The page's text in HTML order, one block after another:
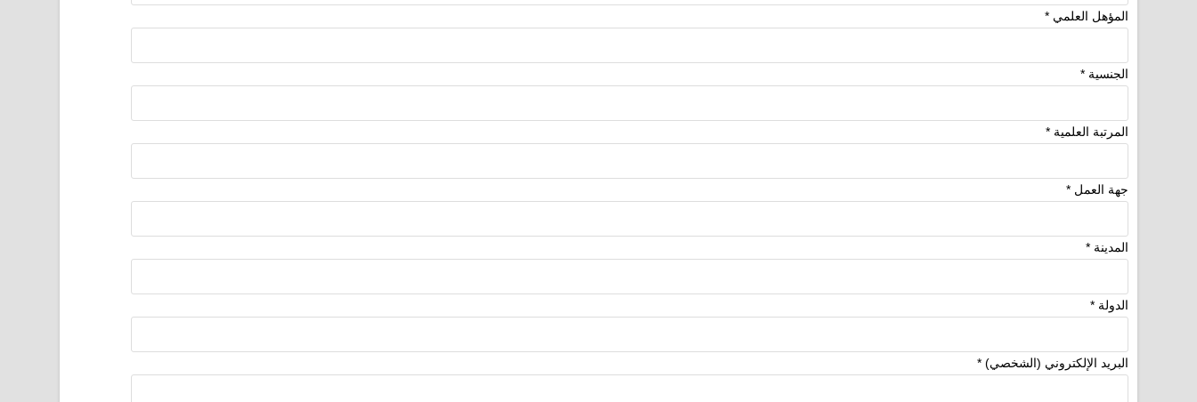
المؤهل العلمي *
الجنسية *
المرتبة العلمية *
جهة العمل *
المدينة *
الدولة *
البريد الإلكتروني (الشخصي) *